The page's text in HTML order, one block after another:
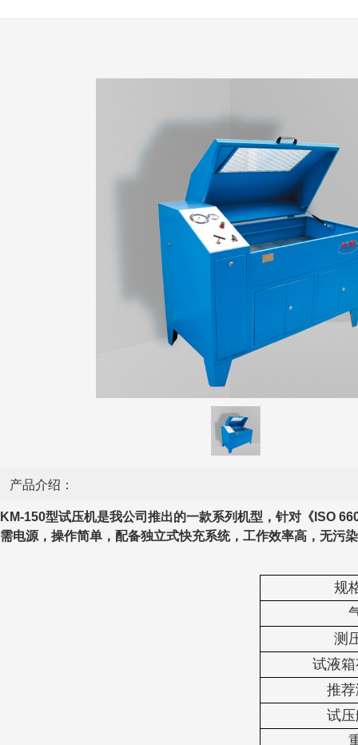
产品介绍：
KM-150型试压机是我公司推出的一款系列机型，针对《 ISO
需电源，操作简单，配备独立式快充系统，工作效率高，无污
规
测
试液
推
试